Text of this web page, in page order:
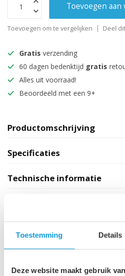
Toestemming Details
Deze website maakt gebruik
Toevoegen
Toevoegen om te vergelijken Deel
Gratis verzending
60 dagen bedenktijd gratis
Alles uit voorraad!
Beoordeeld met een 9+
Productomschrijving
Specificaties
Technische informatie
x 30 x 131 cm - eiken
mat zwart
Niet op voorraad